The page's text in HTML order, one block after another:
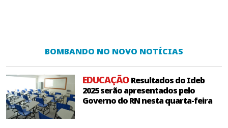
BOMBANDO NO NOVO NOTÍCIAS
EDUCAÇÃOResultados do Ideb
2025 serão apresentados pelo
Governo do RN nesta quarta-feira